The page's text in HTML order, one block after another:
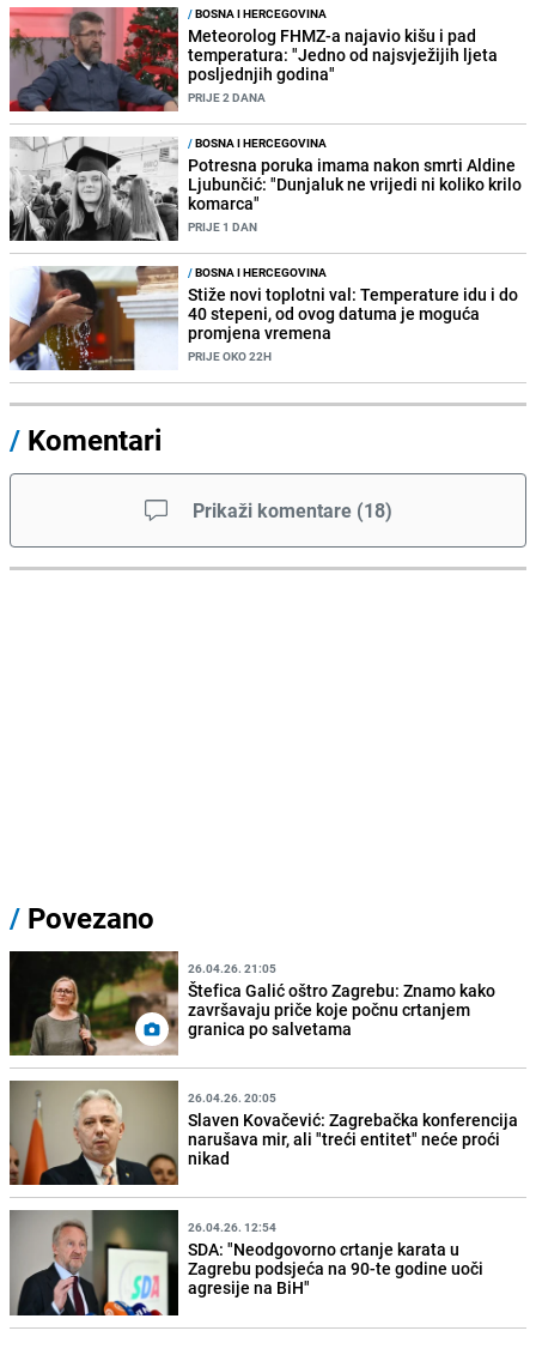
/BOSNA I HERCEGOVINA
Meteorolog FHMZ-a najavio kišu i pad
temperatura: "Jedno od najsvježijih ljeta
posljednjih godina"
PRIJE 2 DANA
/BOSNA I HERCEGOVINA
Potresna poruka imama nakon smrti Aldine
Ljubunčić: "Dunjaluk ne vrijedi ni koliko krilo
komarca"
PRIJE 1 DAN
/BOSNA I HERCEGOVINA
Stiže novi toplotni val: Temperature idu i do
40 stepeni, od ovog datuma je moguća
promjena vremena
PRIJE OKO 22H
/ Komentari
Prikaži komentare (18)
/ Povezano
26.04.26. 21:05
Štefica Galić oštro Zagrebu: Znamo kako
završavaju priče koje počnu crtanjem
granica po salvetama
26.04.26. 20:05
Slaven Kovačević: Zagrebačka konferencija
narušava mir, ali "treći entitet" neće proći
nikad
26.04.26. 12:54
SDA: "Neodgovorno crtanje karata u
Zagrebu podsjeća na 90-te godine uoči
agresije na BiH"